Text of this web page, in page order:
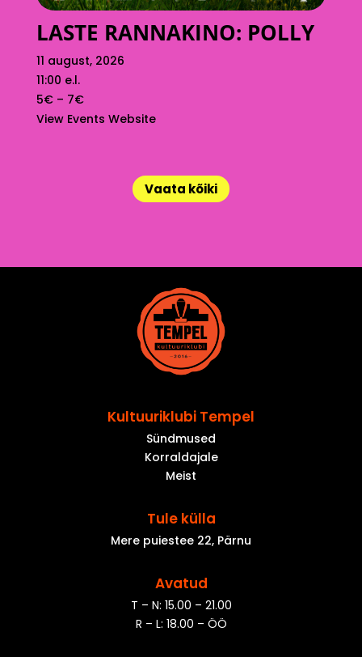
LASTE RANNAKINO: POLLY
11 august, 2026
11:00 e.l.
5€ – 7€
View Events Website
Vaata kõiki
Kultuuriklubi Tempel
Sündmused
Korraldajale
Meist
Tule külla
Mere puiestee 22, Pärnu
Avatud
T – N: 15.00 – 21.00
R – L: 18.00 – ÖÖ